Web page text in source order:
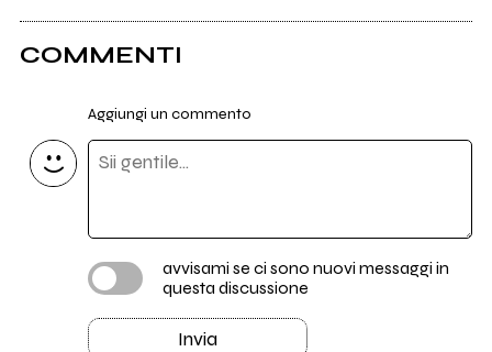
COMMENTI
Aggiungi un commento
avvisami se ci sono nuovi messaggi in
questa discussione
Invia